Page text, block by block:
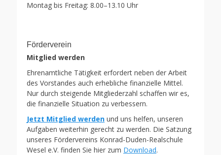
Montag bis Freitag: 8.00–13.10 Uhr
Förderverein
Mitglied werden
Ehrenamtliche Tätigkeit erfordert neben der Arbeit
des Vorstandes auch erhebliche finanzielle Mittel.
Nur durch steigende Mitgliederzahl schaffen wir es,
die finanzielle Situation zu verbessern.
Jetzt Mitglied werden und uns helfen, unseren
Aufgaben weiterhin gerecht zu werden. Die Satzung
unseres Fördervereins Konrad-Duden-Realschule
Wesel e.V. finden Sie hier zum Download.